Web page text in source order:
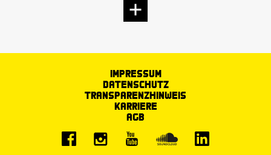
Impressum
Datenschutz
Transparenzhinweis
Karriere
AGB